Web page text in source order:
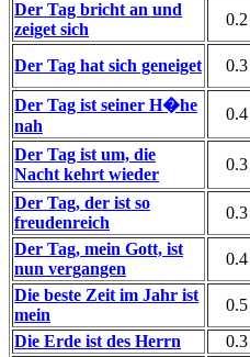
Der Tag bricht an und
zeiget sich
0.2
Der Tag hat sich geneiget 0.3
Der Tag ist seiner H�he
nah
0.4
Der Tag ist um, die
Nacht kehrt wieder
0.3
Der Tag, der ist so
freudenreich
0.3
Der Tag, mein Gott, ist
nun vergangen
0.4
Die beste Zeit im Jahr ist
mein
0.5
Die Erde ist des Herrn
0.3